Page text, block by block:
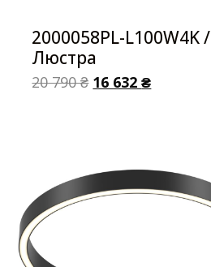
2000058PL-L100W4K /
Люстра
20 790₴ 16 632₴